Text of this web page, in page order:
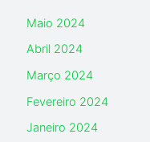
Maio 2024
Abril 2024
Março 2024
Fevereiro 2024
Janeiro 2024